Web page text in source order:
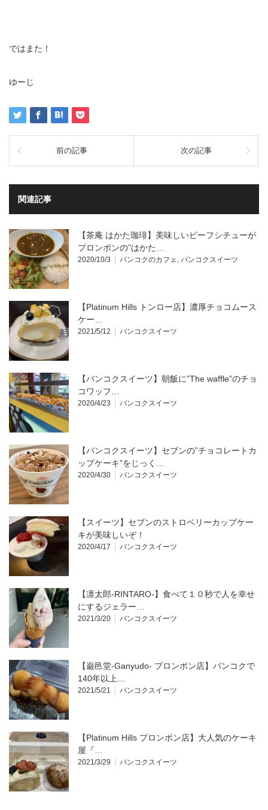
ではまた！
ゆーじ
前の記事 次の記事
関連記事
【茶庵 はかた珈琲】美味しいビーフシチューが
プロンポンの”はかた…
2020/10/3 バンコクのカフェ, バンコクスイーツ
【Platinum Hills トンロー店】濃厚チョコムース
ケー…
2021/5/12 バンコクスイーツ
【バンコクスイーツ】朝飯に”The waffle”のチョ
コワッフ…
2020/4/23 バンコクスイーツ
【バンコクスイーツ】セブンの”チョコレートカ
ップケーキ”をじっく…
2020/4/30 バンコクスイーツ
【スイーツ】セブンのストロベリーカップケー
キが美味しいぞ！
2020/4/17 バンコクスイーツ
【凛太郎-RINTARO-】食べて１０秒で人を幸せ
にするジェラー…
2021/3/20 バンコクスイーツ
【巌邑堂-Ganyudo- プロンポン店】バンコクで
140年以上…
2021/5/21 バンコクスイーツ
【Platinum Hills プロンポン店】大人気のケーキ
屋『…
2021/3/29 バンコクスイーツ